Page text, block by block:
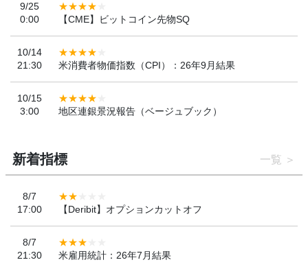
9/25
0:00
【CME】ビットコイン先物SQ
10/14
21:30
米消費者物価指数（CPI）：26年9月結果
10/15
3:00
地区連銀景況報告（ベージュブック）
新着指標 一覧
8/7
17:00
【Deribit】オプションカットオフ
8/7
21:30
米雇用統計：26年7月結果